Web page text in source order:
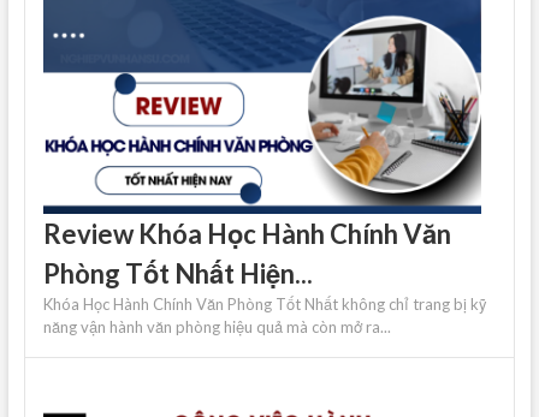
Review Khóa Học Hành Chính Văn
Phòng Tốt Nhất Hiện...
Khóa Học Hành Chính Văn Phòng Tốt Nhất không chỉ trang bị kỹ
năng vận hành văn phòng hiệu quả mà còn mở ra...